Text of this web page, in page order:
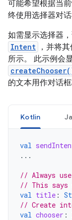
可能希望根据当
终使用选择器对话
如需显示选择器
Intent ，并将
所示。 此示例会
的文本用作对话框
Kotlin
val
...
// Always
// This says
val title :
// Create
val chooser :